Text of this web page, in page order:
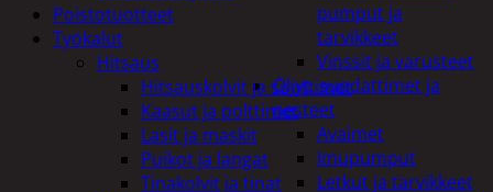
pumput ja
tarvikkeet
Vinssit ja varusteet
Öljyt, suodattimet ja
nesteet
Avaimet
Imupumput
Letkut ja tarvikkeet
Poistotuotteet
Työkalut
Hitsaus
Hitsauskolvit ja suuttimet
Kaasut ja polttimet
Lasit ja maskit
Puikot ja langat
Tinakolvit ja tinat